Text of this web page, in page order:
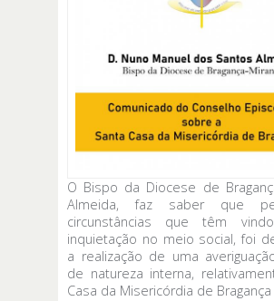
O Bispo da Diocese de
Almeida, faz saber que
circunstâncias que têm
inquietação no meio social, foi
a realização de uma
de natureza interna,
Casa da Misericórdia de Bragança